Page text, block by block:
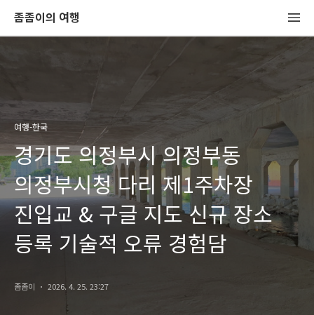
좀좀이의 여행
여행-한국
경기도 의정부시 의정부동
의정부시청 다리 제1주차장
진입교 & 구글 지도 신규 장소
등록 기술적 오류 경험담
좀좀이 2026. 4. 25. 23:27